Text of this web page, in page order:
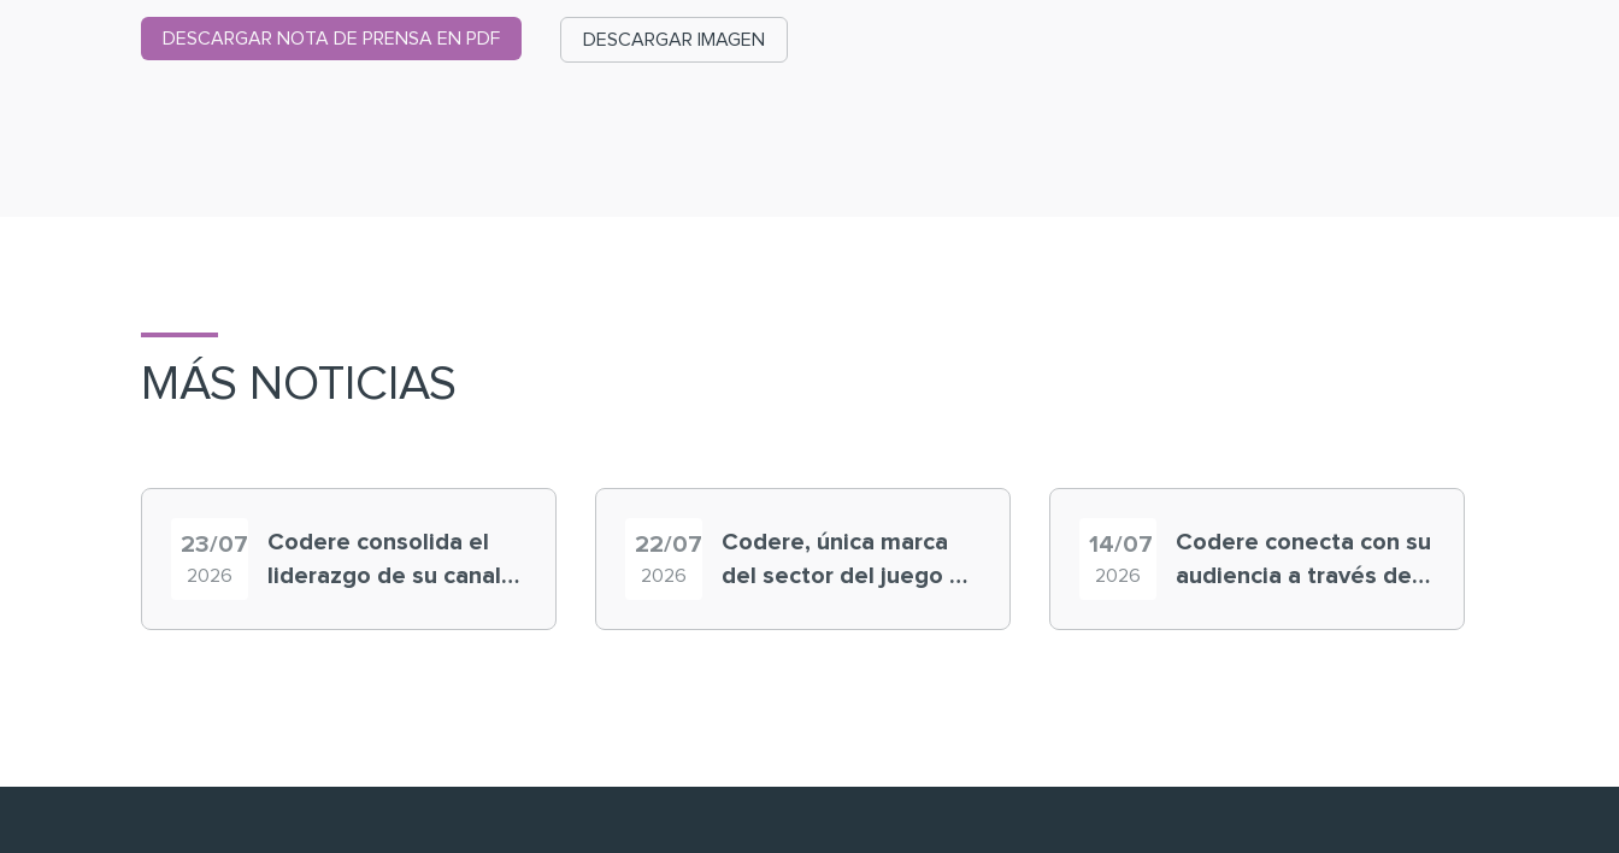
DESCARGAR NOTA DE PRENSA EN PDF DESCARGAR IMAGEN
MÁS NOTICIAS
23/07
2026
Codere consolida el
liderazgo de su canal
22/07
2026
Codere, única marca
del sector del juego en
14/07
2026
Codere conecta con su
audiencia a través de